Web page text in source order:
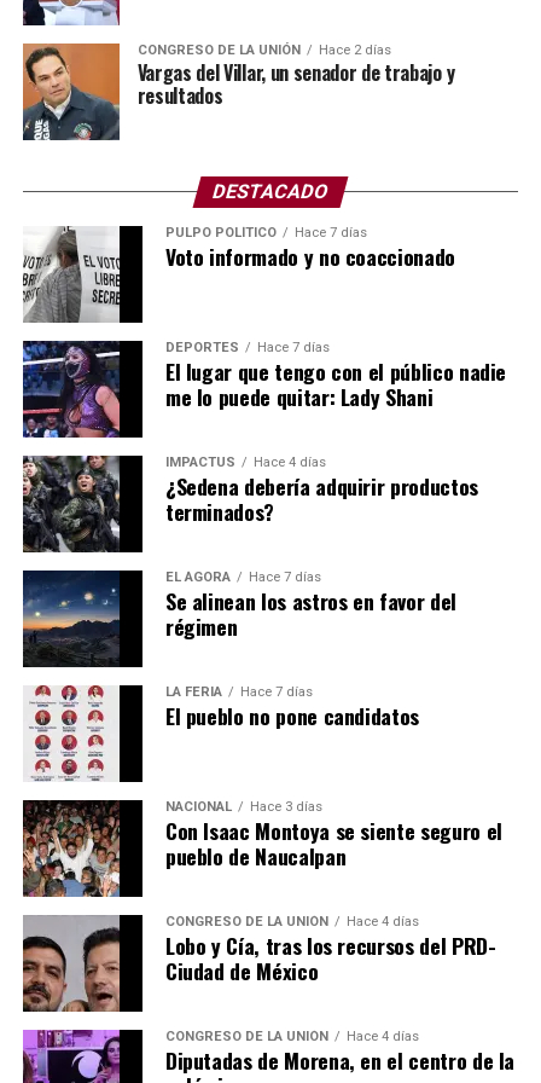
Obras Anual, mejor conocido como el POA.
El POA (Plan Operativo Anual) y el presupuesto son
herramientas de gestión que se vinculan para planificar
las metas de una organización y asignar los recursos
12 meses.
Asimismo, el POA define las acciones y objetivos,
mientras que el presupuesto establece los fondos
autorizados para ejecutarlos.
Todo indica que no hubo mantenimiento de manera
correcta, ya sea por omisión, no hubo un programa
específico o simplemente no ejercieron el presupuesto
requerido, y lo que pagan los platos rotos, como
siempre, son los vecinos y colonos.
No le busquen tres pies al gato, pero el responsable del
colapso de la bomba es el Consejo Directivo de SAPASA,
encabezado por el presidente municipal
Rodríguez Villegas.
El director general,
secretario técnico del Consejo Directivo, pero no tiene
injerencia alguna ni poder de decisión.
Rodríguez Villegas
administración y operación del Consejo Directivo de
SAPASA, así de fácil y sencillo.
El personal de SAPASA hace milagros para mantener en
buen estado y operando lo mejor posible para resolver
la problemática del desabasto de agua.
Sólo un comentario adicional: Durante la gestión de
SAPASA, nunca se presentó un problema de esta gran
CONGRESO DE LA UNIÓN Hace 2 días
Vargas del Villar, un senador de trabajo y
resultados
DESTACADO
PULPO POLÍTICO Hace 7 días
Voto informado y no coaccionado
DEPORTES Hace 7 días
El lugar que tengo con el público nadie
me lo puede quitar: Lady Shani
IMPACTUS Hace 4 días
¿Sedena debería adquirir productos
terminados?
EL ÁGORA Hace 7 días
Se alinean los astros en favor del
régimen
LA FERIA Hace 7 días
El pueblo no pone candidatos
NACIONAL Hace 3 días
Con Isaac Montoya se siente seguro el
pueblo de Naucalpan
CONGRESO DE LA UNIÓN Hace 4 días
Lobo y Cía, tras los recursos del PRD-
Ciudad de México
CONGRESO DE LA UNIÓN Hace 4 días
Diputadas de Morena, en el centro de la